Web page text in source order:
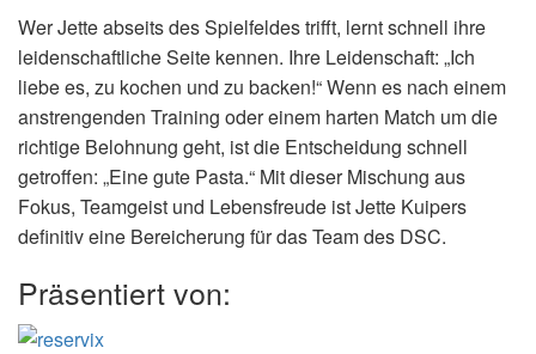
Wer Jette abseits des Spielfeldes trifft, lernt schnell ihre
leidenschaftliche Seite kennen. Ihre Leidenschaft: „Ich
liebe es, zu kochen und zu backen!“ Wenn es nach einem
anstrengenden Training oder einem harten Match um die
richtige Belohnung geht, ist die Entscheidung schnell
getroffen: „Eine gute Pasta.“ Mit dieser Mischung aus
Fokus, Teamgeist und Lebensfreude ist Jette Kuipers
definitiv eine Bereicherung für das Team des DSC.
Präsentiert von: